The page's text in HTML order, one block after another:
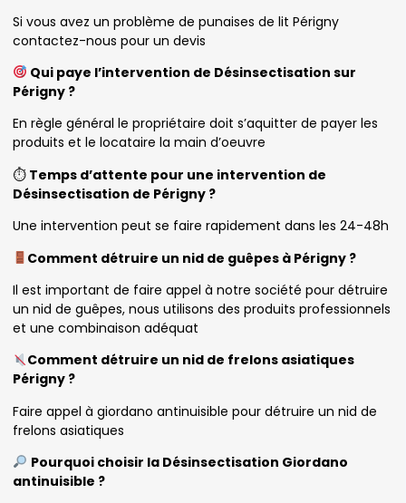
Si vous avez un problème de punaises de lit Périgny
contactez-nous pour un devis
Qui paye l’intervention de Désinsectisation sur
Périgny ?
En règle général le propriétaire doit s’aquitter de payer les
produits et le locataire la main d’oeuvre
⏱ Temps d’attente pour une intervention de
Désinsectisation de Périgny ?
Une intervention peut se faire rapidement dans les 24-48h
Comment détruire un nid de guêpes à Périgny ?
Il est important de faire appel à notre société pour détruire
un nid de guêpes, nous utilisons des produits professionnels
et une combinaison adéquat
Comment détruire un nid de frelons asiatiques
Périgny ?
Faire appel à giordano antinuisible pour détruire un nid de
frelons asiatiques
Pourquoi choisir la Désinsectisation Giordano
antinuisible ?